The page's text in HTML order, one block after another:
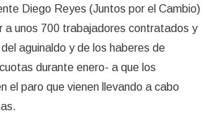
Diego Reyes (Juntos por el Cambio)
a unos 700 trabajadores contratados y
aguinaldo y de los haberes de
durante enero- a que los
el paro que vienen llevando a cabo